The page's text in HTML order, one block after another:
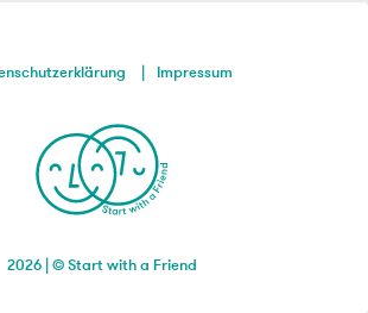
2026 | © Start with a Friend
Impressum